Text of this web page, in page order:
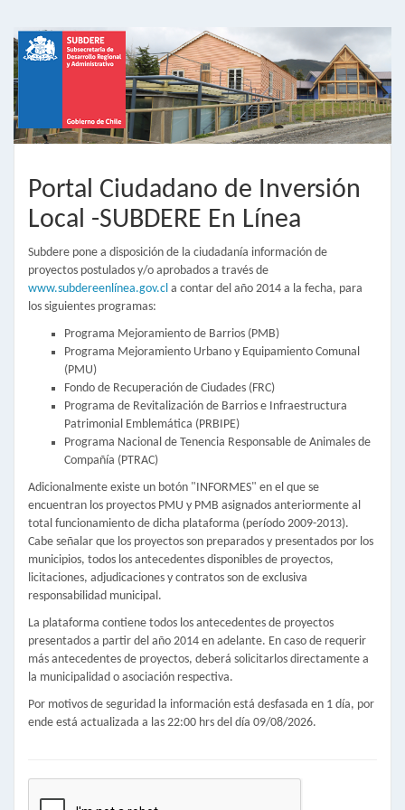
Portal Ciudadano de Inversión
Local -SUBDERE En Línea
Subdere pone a disposición de la ciudadanía información de
proyectos postulados y/o aprobados a través de
www.subdereenlínea.gov.cl a contar del año 2014 a la fecha, para
los siguientes programas:
Programa Mejoramiento de Barrios (PMB)
Programa Mejoramiento Urbano y Equipamiento Comunal
(PMU)
Fondo de Recuperación de Ciudades (FRC)
Programa de Revitalización de Barrios e Infraestructura
Patrimonial Emblemática (PRBIPE)
Programa Nacional de Tenencia Responsable de Animales de
Compañía (PTRAC)
Adicionalmente existe un botón "INFORMES" en el que se
encuentran los proyectos PMU y PMB asignados anteriormente al
total funcionamiento de dicha plataforma (período 2009-2013).
Cabe señalar que los proyectos son preparados y presentados por los
municipios, todos los antecedentes disponibles de proyectos,
licitaciones, adjudicaciones y contratos son de exclusiva
responsabilidad municipal.
La plataforma contiene todos los antecedentes de proyectos
presentados a partir del año 2014 en adelante. En caso de requerir
más antecedentes de proyectos, deberá solicitarlos directamente a
la municipalidad o asociación respectiva.
Por motivos de seguridad la información está desfasada en 1 día, por
ende está actualizada a las 22:00 hrs del día 09/08/2026.